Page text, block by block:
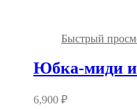
Быстрый
Юбка-миди
6,900 ₽